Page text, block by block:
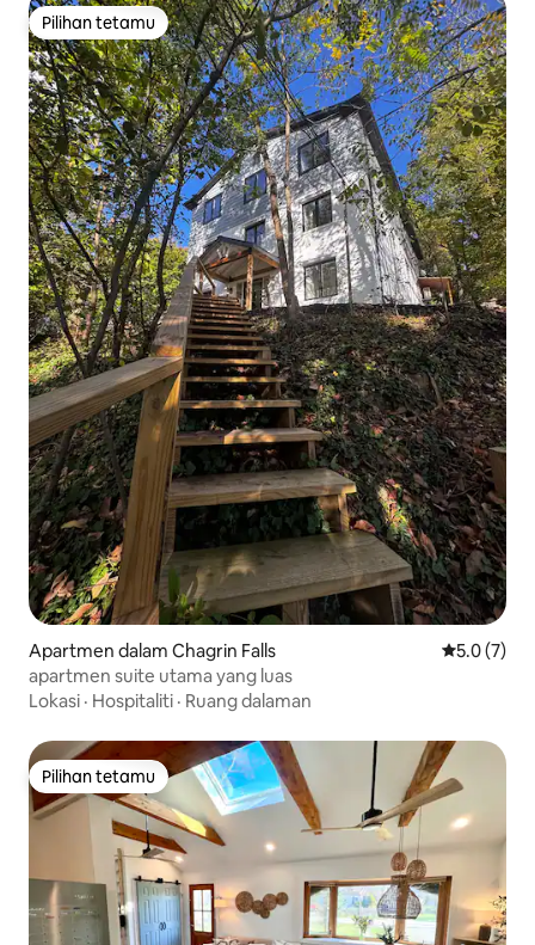
Pilihan tetamu
Pilihan tetamu
Apartmen dalam Chagrin Falls Penarafan
5.0 (7)
apartmen suite utama yang luas
Lokasi · Hospitaliti · Ruang dalaman
Pilihan tetamu
Pilihan tetamu